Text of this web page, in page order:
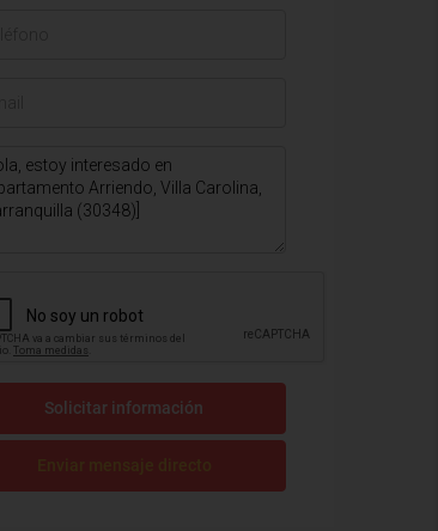
Solicitar información